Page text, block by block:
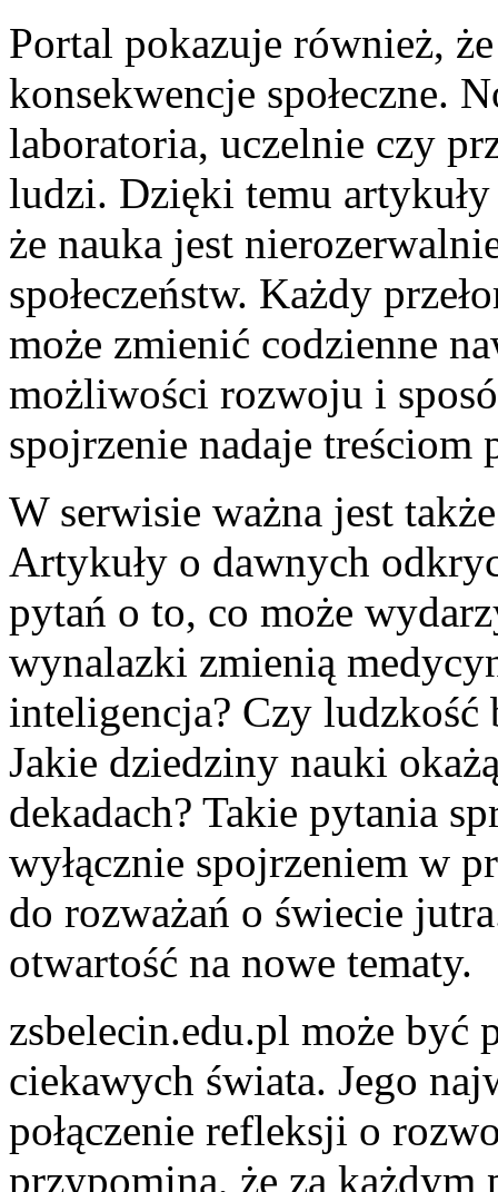
Portal pokazuje również,
konsekwencje społeczne.
laboratoria, uczelnie czy
ludzi. Dzięki temu
że nauka jest
społeczeństw. Każdy
może zmienić codzienne
możliwości rozwoju i
spojrzenie nadaje treściom
W serwisie ważna jest
Artykuły o dawnych
pytań o to, co może
wynalazki zmienią
inteligencja? Czy ludzkość
Jakie dziedziny nauki
dekadach? Takie pytania
wyłącznie spojrzeniem w
do rozważań o świecie
otwartość na nowe tematy.
zsbelecin.edu.pl może być
ciekawych świata. Jego
połączenie refleksji o
przypomina, że za każdym